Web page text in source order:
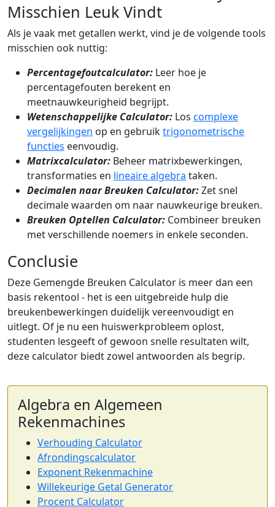
Misschien Leuk Vindt
Als je vaak met getallen werkt, vind je de volgende tools
misschien ook nuttig:
Percentagefoutcalculator: Leer hoe je
percentagefouten berekent en
meetnauwkeurigheid begrijpt.
Wetenschappelijke Calculator: Los complexe
vergelijkingen op en gebruiktrigonometrische
functies eenvoudig.
Matrixcalculator: Beheer matrixbewerkingen,
transformaties en lineaire algebra taken.
Decimalen naar Breuken Calculator:Zet snel
decimale waarden om naar nauwkeurige breuken.
Breuken Optellen Calculator: Combineer breuken
met verschillende noemers in enkele seconden.
Conclusie
Deze Gemengde Breuken Calculator is meer dan een
basis rekentool - het is een uitgebreide hulp die
breukenbewerkingen duidelijk vereenvoudigt en
uitlegt. Of je nu een huiswerkprobleem oplost,
studenten lesgeeft of gewoon snelle resultaten wilt,
deze calculator biedt zowel antwoorden als begrip.
Algebra en Algemeen
Rekenmachines
Verhouding Calculator
Afrondingscalculator
Exponent Rekenmachine
Willekeurige Getal Generator
Procent Calculator